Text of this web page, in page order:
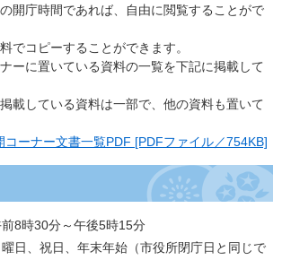
開庁時間であれば、自由に閲覧することがで
でコピーすることができます。
ーに置いている資料の一覧を下記に掲載して
載している資料は一部で、他の資料も置いて
コーナー文書一覧PDF [PDFファイル／754KB]
8時30分～午後5時15分
日、祝日、年末年始（市役所閉庁日と同じで